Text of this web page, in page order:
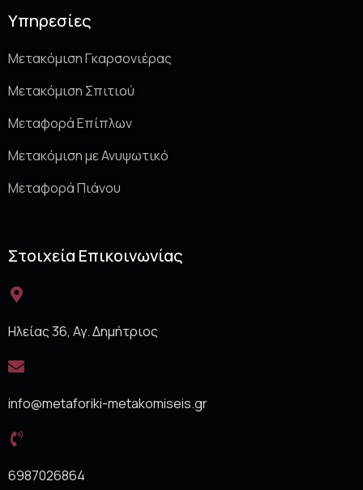
Υπηρεσίες
Μετακόμιση Γκαρσονιέρας
Μετακόμιση Σπιτιού
Μεταφορά Επίπλων
Μετακόμιση με Ανυψωτικό
Μεταφορά Πιάνου
Στοιχεία Επικοινωνίας
Ηλείας 36, Αγ. Δημήτριος
info@metaforiki-metakomiseis.gr
6987026864